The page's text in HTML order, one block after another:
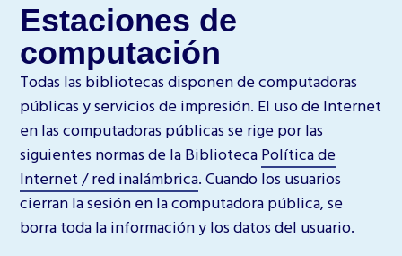
Estaciones de
computación
Todas las bibliotecas disponen de computadoras
públicas y servicios de impresión. El uso de Internet
en las computadoras públicas se rige por las
siguientes normas de la BibliotecaPolítica de
Internet / red inalámbrica. Cuando los usuarios
cierran la sesión en la computadora pública, se
borra toda la información y los datos del usuario.